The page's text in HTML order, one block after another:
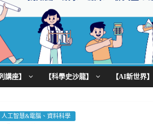
講座】 【科學史沙龍】 【AI新世界】
人工智慧&電腦、資料科學